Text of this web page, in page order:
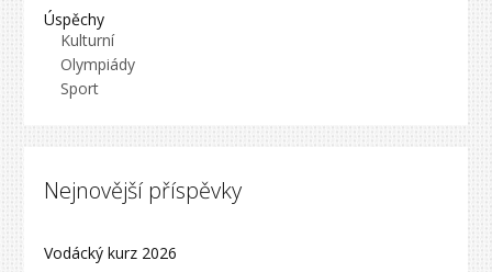
Úspěchy
Kulturní
Olympiády
Sport
Nejnovější příspěvky
Vodácký kurz 2026